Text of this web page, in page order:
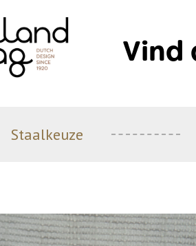
Vind
Staalkeuze